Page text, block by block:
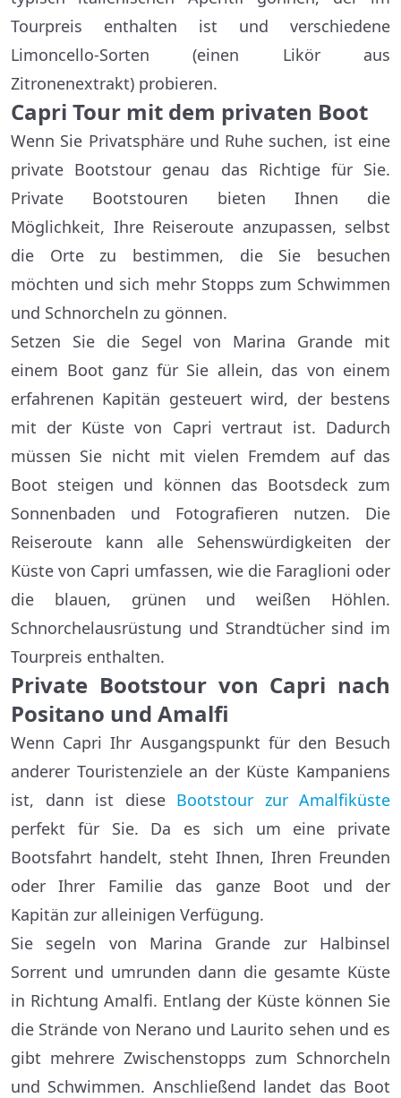
Tourpreis enthalten ist und verschiedene
Limoncello-Sorten (einen Likör aus
Zitronenextrakt) probieren.
Capri Tour mit dem privaten Boot
Wenn Sie Privatsphäre und Ruhe suchen, ist eine
private Bootstour genau das Richtige für Sie.
Private Bootstouren bieten Ihnen die
Möglichkeit, Ihre Reiseroute anzupassen, selbst
die Orte zu bestimmen, die Sie besuchen
möchten und sich mehr Stopps zum Schwimmen
und Schnorcheln zu gönnen.
Setzen Sie die Segel von Marina Grande mit
einem Boot ganz für Sie allein, das von einem
erfahrenen Kapitän gesteuert wird, der bestens
mit der Küste von Capri vertraut ist. Dadurch
müssen Sie nicht mit vielen Fremdem auf das
Boot steigen und können das Bootsdeck zum
Sonnenbaden und Fotografieren nutzen. Die
Reiseroute kann alle Sehenswürdigkeiten der
Küste von Capri umfassen, wie die Faraglioni oder
die blauen, grünen und weißen Höhlen.
Schnorchelausrüstung und Strandtücher sind im
Tourpreis enthalten.
Private Bootstour von Capri nach
Positano und Amalfi
Wenn Capri Ihr Ausgangspunkt für den Besuch
anderer Touristenziele an der Küste Kampaniens
ist, dann ist diese Bootstour zur Amalfiküste
perfekt für Sie. Da es sich um eine private
Bootsfahrt handelt, steht Ihnen, Ihren Freunden
oder Ihrer Familie das ganze Boot und der
Kapitän zur alleinigen Verfügung.
Sie segeln von Marina Grande zur Halbinsel
Sorrent und umrunden dann die gesamte Küste
in Richtung Amalfi. Entlang der Küste können Sie
die Strände von Nerano und Laurito sehen und es
gibt mehrere Zwischenstopps zum Schnorcheln
und Schwimmen. Anschließend landet das Boot